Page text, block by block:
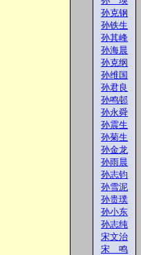
孙克钢
孙铁生
孙其峰
孙海晨
孙克纲
孙维国
孙君良
孙鸣邨
孙永舜
孙震生
孙菊生
孙金龙
孙雨晨
孙志钧
孙雪泥
孙贵璞
孙小东
孙志纯
宋文治
宋 鸣